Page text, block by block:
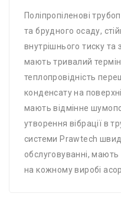
Поліпропіленові
та брудного осаду,
внутрішнього тиску та
мають тривалий термін
теплопровідність
конденсату на
мають відмінне
утворення вібрації в
системи Prawtech
обслуговуванні,
на кожному виробі